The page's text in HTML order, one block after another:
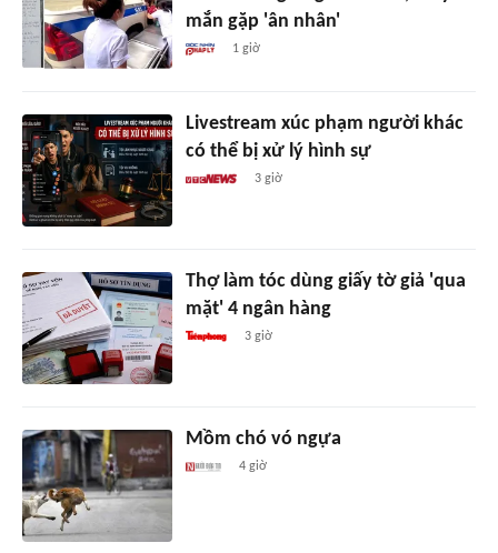
mắn gặp 'ân nhân'
1 giờ
Livestream xúc phạm người khác
có thể bị xử lý hình sự
3 giờ
Thợ làm tóc dùng giấy tờ giả 'qua
mặt' 4 ngân hàng
3 giờ
Mồm chó vó ngựa
4 giờ